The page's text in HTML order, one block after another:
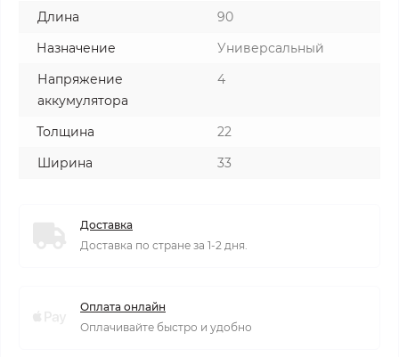
Длина
90
Назначение
Универсальный
Напряжение
аккумулятора
4
Толщина
22
Ширина
33
Доставка
Доставка по стране за 1-2 дня.
Оплата онлайн
Оплачивайте быстро и удобно